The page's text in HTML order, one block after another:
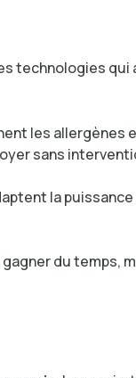
technologies
les allergènes
sans
la
du temps,